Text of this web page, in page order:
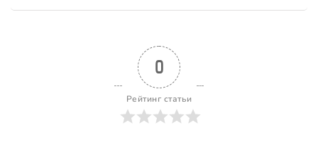
0
Рейтинг статьи